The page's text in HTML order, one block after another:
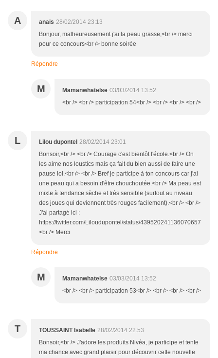
A anais 28/02/2014 23:13
Bonjour, malheureusement j'ai la peau grasse,<br /> merci
pour ce concours<br /> bonne soirée
Répondre
M Mamanwhatelse 03/03/2014 13:52
<br /> <br /> participation 54<br /> <br /> <br /> <br />
L Lilou dupontel 28/02/2014 23:01
Bonsoir,<br /> <br /> Courage c'est bientôt l'école.<br /> On
les aime nos loustics mais ça fait du bien aussi de faire une
pause lol.<br /> <br /> Bref je participe à ton concours car j'ai
une peau qui a besoin d'être chouchoutée.<br /> Ma peau est
mixte à tendance sèche et très sensible (surtout au niveau
des joues qui deviennent très rouges facilement).<br /> <br />
J'ai partagé ici :
https://twitter.com/Liloudupontel/status/439520241136070657
<br /> Merci
Répondre
M Mamanwhatelse 03/03/2014 13:52
<br /> <br /> participation 53<br /> <br /> <br /> <br />
T TOUSSAINT Isabelle 28/02/2014 22:53
Bonsoir,<br /> J'adore les produits Nivéa, je participe et tente
ma chance avec grand plaisir pour découvrir cette nouvelle